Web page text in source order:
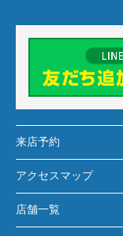
来店予約
アクセスマップ
店舗一覧